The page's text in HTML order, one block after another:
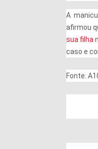
A
afirmou
sua filha
caso e
Fonte: